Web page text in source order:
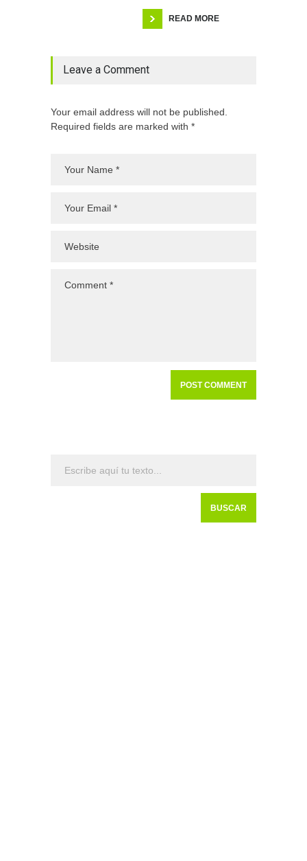
READ MORE
Leave a Comment
Your email address will not be published.
Required fields are marked with *